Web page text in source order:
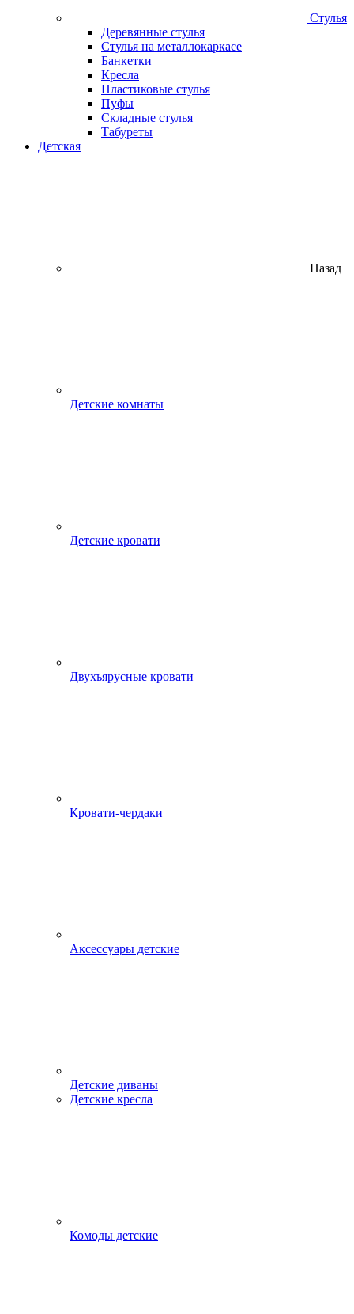
Стулья
Деревянные стулья
Стулья на металлокаркасе
Банкетки
Кресла
Пластиковые стулья
Пуфы
Складные стулья
Табуреты
Детская
Назад
Детские комнаты
Детские кровати
Двухъярусные кровати
Кровати-чердаки
Аксессуары детские
Детские диваны
Детские кресла
Комоды детские